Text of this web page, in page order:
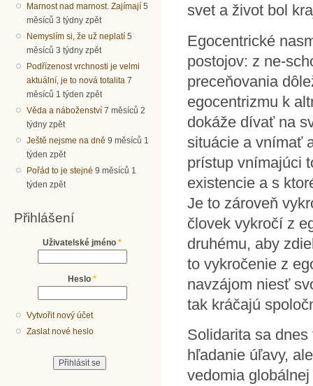
Marnost nad marnost. Zajímají 5
měsíců 3 týdny zpět
Nemyslím si, že už neplatí 5
měsíců 3 týdny zpět
Podřízenost vrchnosti je velmi
aktuální, je to nová totalita 7
měsíců 1 týden zpět
Věda a náboženství 7 měsíců 2
týdny zpět
Ještě nejsme na dně 9 měsíců 1
týden zpět
Pořád to je stejné 9 měsíců 1
týden zpět
Přihlášení
Uživatelské jméno *
Heslo *
Vytvořit nový účet
Zaslat nové heslo
svet a život bol
Egocentrické
postojov: z ne-
preceňovania
egocentrizmu k
dokáže dívať na
situácie a vnímať
prístup vnímajúci
existencie a s
Je to zároveň
človek vykročí z
druhému, aby
to vykročenie z
navzájom niesť
tak kráčajú
Solidarita sa
hľadanie úľavy,
vedomia